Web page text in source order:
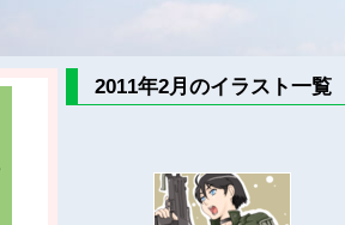
2011年2月のイラスト一覧